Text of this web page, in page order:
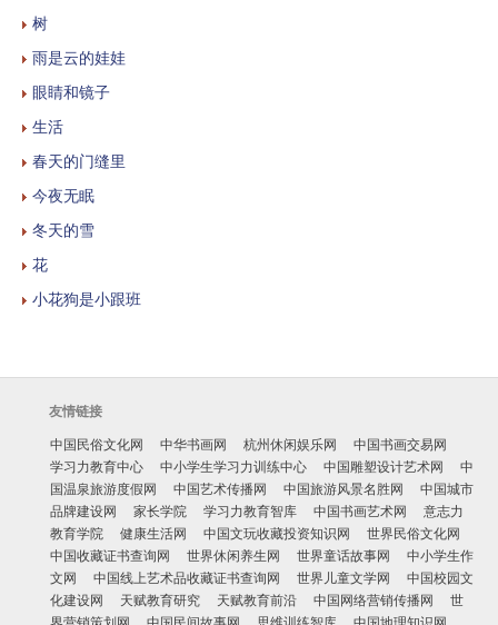
树
雨是云的娃娃
眼睛和镜子
生活
春天的门缝里
今夜无眠
冬天的雪
花
小花狗是小跟班
友情链接
中国民俗文化网
中华书画网 杭州休闲娱乐网
中国书画交易网
学习力教育中心
中小学生学习力训练中心 中国雕塑设计艺术网
中
国温泉旅游度假网
中国艺术传播网 中国旅游风景名胜网
中国城市
品牌建设网
家长学院 学习力教育智库 中国书画艺术网
意志力
教育学院
健康生活网 中国文玩收藏投资知识网
世界民俗文化网
中国收藏证书查询网
世界休闲养生网 世界童话故事网
中小学生作
文网
中国线上艺术品收藏证书查询网 世界儿童文学网
中国校园文
化建设网
天赋教育研究 天赋教育前沿 中国网络营销传播网
世